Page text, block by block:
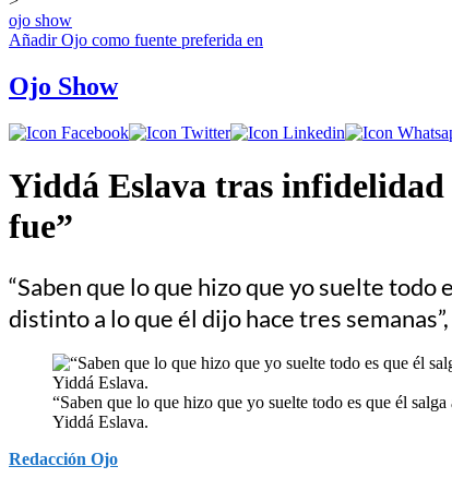
ojo show
AñadirOjo como fuente preferida en
Ojo Show
Yiddá Eslava tras infidelidad
fue”
“Saben que lo que hizo que yo suelte todo
distinto a lo que él dijo hace tres
“Saben que lo que hizo que yo suelte todo es que él
Yiddá Eslava.
Redacción Ojo